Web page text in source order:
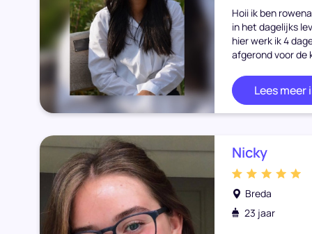
Hoii ik ben
in het dagelijks
hier werk ik 4
afgerond voor de
Lees meer
Nicky
Breda
23 jaar